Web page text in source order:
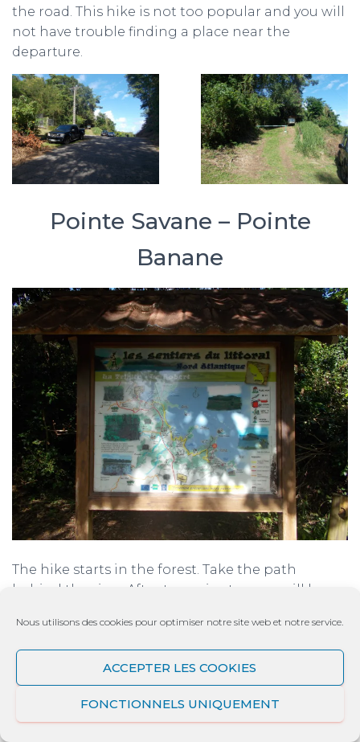
Nous utilisons des cookies pour optimiser notre site web et notre service.
ACCEPTER LES COOKIES
FONCTIONNELS UNIQUEMENT
the road. This hike is not too popular and you will
not have trouble finding a place near the
departure.
Pointe Savane – Pointe
Banane
The hike starts in the forest. Take the path
behind the sign. After two minutes, you will have
your right while passing on the small bridge. The
other path takes you on a path in the forest
(leading to the subdivision located near
Intersport) and in an area reserved for hunting as